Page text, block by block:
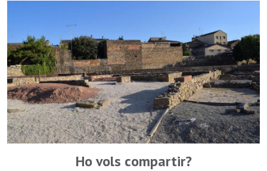
Ho vols compartir?